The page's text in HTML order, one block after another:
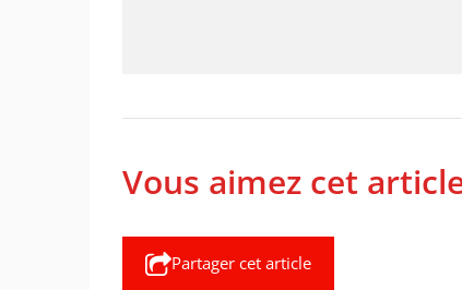
Vous aimez cet
Partager cet article